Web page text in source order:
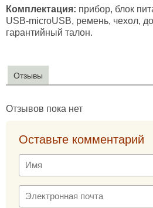
Комплектация: прибор, блок
USB-microUSB, ремень, чехол,
гарантийный талон.
Отзывы
Отзывов пока нет
Оставьте комментарий